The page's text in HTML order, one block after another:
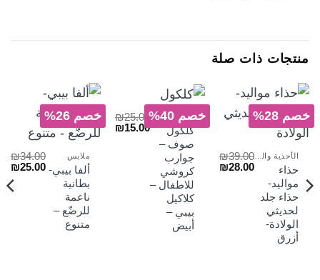
منتجات ذات صلة
خصم 28%
الأحذية والجرابات
حذاء
مواليد-
حذاء جلد
لحديثي
الولادة-
أزرق
₪39.00
السعر₪28.00
السعر
الحالي
خصم 40% الأحذية والجرابات
كلكول
صوف –
جوارب
كروشي
للاطفال –
كلاكيل
بيبي –
أبيض
₪25.00
السعر₪15.00
السعر
الحالي
خصم 26%
ملابس
ألفا بيبي-
بطانية
ناعمة
للرضّع –
متنوع
₪34.00
السعر₪25.00